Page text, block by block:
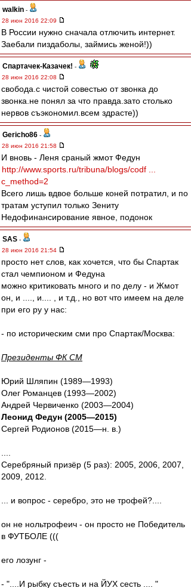
walkin -
28 июн 2016 22:09
В России нужно сначала отлючить интернет.
Заебали пиздаболы, займись женой!))
Спартачек-Казачек! -
28 июн 2016 22:08
свобода.с чистой совестью от звонка до
звонка.не понял за что правда.зато столько
нервов съэкономил.всем здрасте))
Gericho86 -
28 июн 2016 21:58
И вновь - Леня сраный жмот Федун
http://www.sports.ru/tribuna/blogs/codf ...
c_method=2
Всего лишь вдвое больше коней потратил, и по
тратам уступил только Зениту
Недофинансирование явное, подонок
SAS -
28 июн 2016 21:54
просто нет слов, как хочется, что бы Спартак
стал чемпионом и Федуна
можно критиковать много и по делу - и Жмот
он, и ...., и.... , и т.д., но вот что имеем на деле
при его ру у нас:
- по историческим сми про Спартак/Москва:
Президенты ФК СМ
Юрий Шляпин (1989—1993)
Олег Романцев (1993—2002)
Андрей Червиченко (2003—2004)
Леонид Федун (2005—2015)
Сергей Родионов (2015—н. в.)
Серебряный призёр (5 раз): 2005, 2006, 2007,
2009, 2012.
... и вопрос - серебро, это не трофей?....
он не нольтрофеич - он просто не Победитель
в ФУТБОЛЕ (((
его лозунг -
- "....И рыбку съесть и на ЙУХ сесть .... "